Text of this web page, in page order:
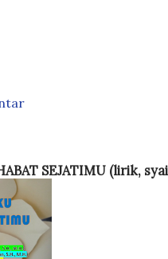
SEJATIMU (lirik,